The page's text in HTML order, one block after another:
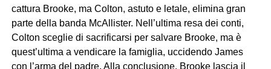
cattura Brooke, ma Colton, astuto e letale, elimina gran
parte della banda McAllister. Nell’ultima resa dei conti,
Colton sceglie di sacrificarsi per salvare Brooke, ma è
quest’ultima a vendicare la famiglia, uccidendo James
con l’arma del padre. Alla conclusione, Brooke lascia il